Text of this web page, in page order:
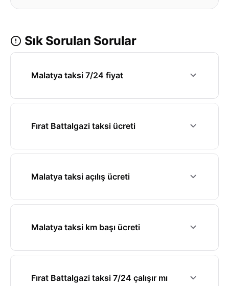
Sık Sorulan Sorular
Malatya taksi 7/24 fiyat
Fırat Battalgazi taksi ücreti
Malatya taksi açılış ücreti
Malatya taksi km başı ücreti
Fırat Battalgazi taksi 7/24 çalışır mı